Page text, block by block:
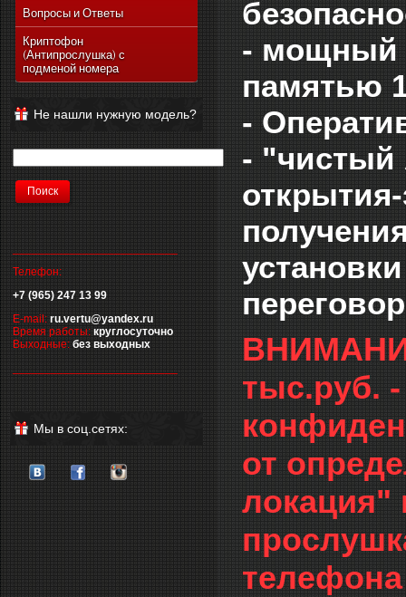
Vertu Ascent Ti
Vertu Ferrari Edition
Vertu Racetrack Legends
Vertu Signature Touch
Vertu Constellation Touch
Вопросы и Ответы
Криптофон
(Антипрослушка) с
подменой номера
Не нашли нужную модель?
Телефон:
+7 (965) 247 13 99
E-mail: ru.vertu@yandex.ru
Время работы: круглосуточно
Выходные: без выходных
Мы в соц.сетях:
- мощный
памятью
-
- "чистый
тыс.руб.
от
локация"
телефона